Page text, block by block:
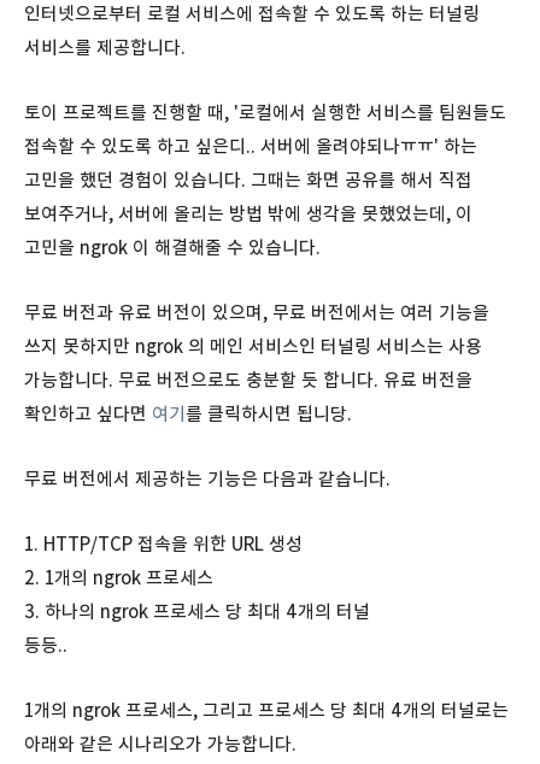
인터넷으로부터 로컬 서비스에 접속할 수 있도록 하는 터널링
서비스를 제공합니다.
토이 프로젝트를 진행할 때, '로컬에서 실행한 서비스를 팀원들도
접속할 수 있도록 하고 싶은디.. 서버에 올려야되나ㅠㅠ' 하는
고민을 했던 경험이 있습니다. 그때는 화면 공유를 해서 직접
보여주거나, 서버에 올리는 방법 밖에 생각을 못했었는데, 이
고민을 ngrok 이 해결해줄 수 있습니다.
무료 버전과 유료 버전이 있으며, 무료 버전에서는 여러 기능을
쓰지 못하지만 ngrok 의 메인 서비스인 터널링 서비스는 사용
가능합니다. 무료 버전으로도 충분할 듯 합니다. 유료 버전을
확인하고 싶다면 여기를 클릭하시면 됩니당.
무료 버전에서 제공하는 기능은 다음과 같습니다.
1. HTTP/TCP 접속을 위한 URL 생성
2. 1개의 ngrok 프로세스
3. 하나의 ngrok 프로세스 당 최대 4개의 터널
등등..
1개의 ngrok 프로세스, 그리고 프로세스 당 최대 4개의 터널로는
아래와 같은 시나리오가 가능합니다.